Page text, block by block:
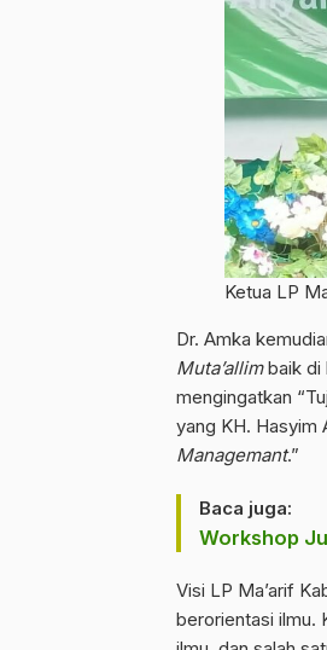
Ketua LP
Dr. Amka
Muta’allimbaik di
mengingatkan
yang KH. Hasyim
Managemant.”
Baca juga:
Workshop
Visi LP Ma’arif
berorientasi ilmu.